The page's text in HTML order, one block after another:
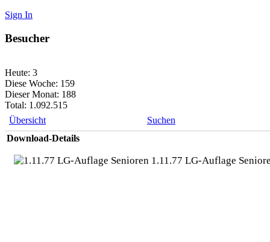
Sign In
Besucher
Heute: 3
Diese Woche: 159
Dieser Monat: 188
Total: 1.092.515
Übersicht
Suchen
Download-Details
1.11.77 LG-Auflage